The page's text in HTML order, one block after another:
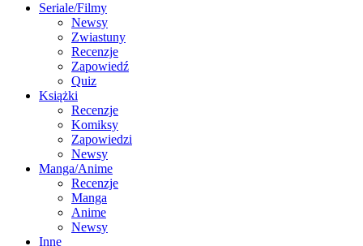
Seriale/Filmy
Newsy
Zwiastuny
Recenzje
Zapowiedź
Quiz
Książki
Recenzje
Komiksy
Zapowiedzi
Newsy
Manga/Anime
Recenzje
Manga
Anime
Newsy
Inne